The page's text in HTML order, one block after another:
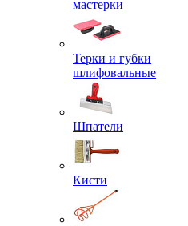
мастерки
Терки и губки
шлифовальные
Шпатели
Кисти